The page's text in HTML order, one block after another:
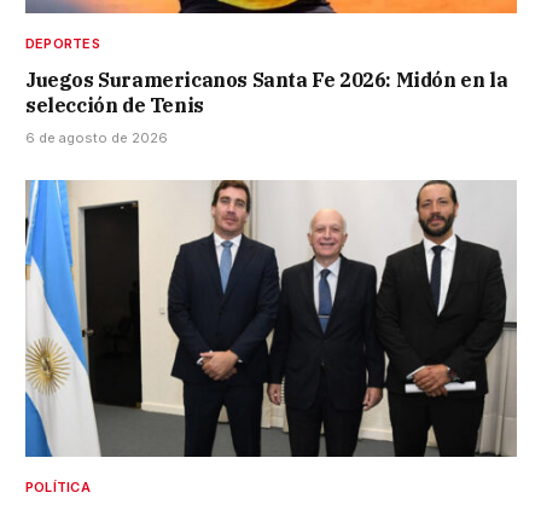
DEPORTES
Juegos Suramericanos Santa Fe 2026: Midón en la
selección de Tenis
6 de agosto de 2026
POLÍTICA